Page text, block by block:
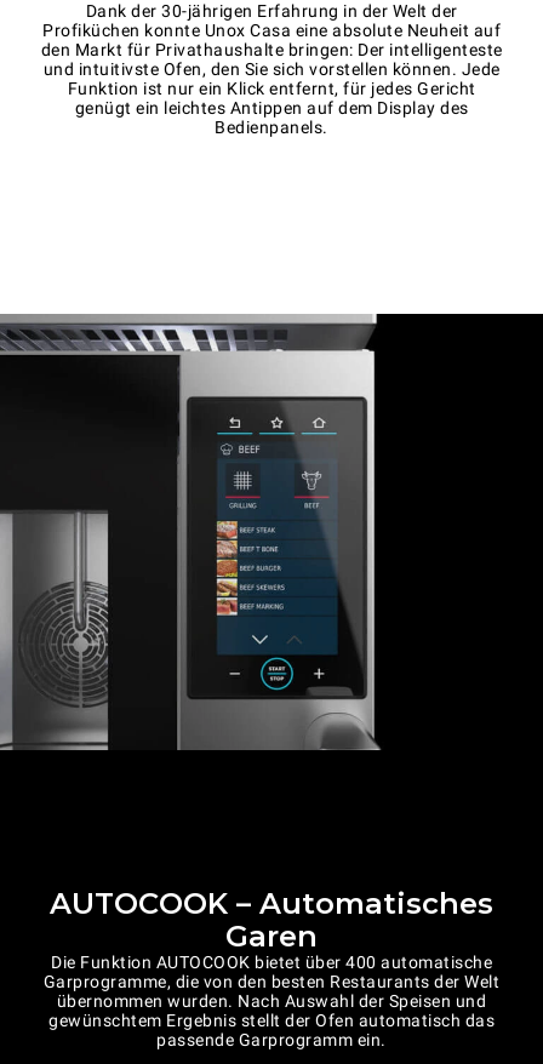
Dank der 30-jährigen Erfahrung in der Welt der
Profiküchen konnte Unox Casa eine absolute Neuheit auf
den Markt für Privathaushalte bringen: Der intelligenteste
und intuitivste Ofen, den Sie sich vorstellen können. Jede
Funktion ist nur ein Klick entfernt, für jedes Gericht
genügt ein leichtes Antippen auf dem Display des
Bedienpanels.
AUTOCOOK – Automatisches
Garen
Die Funktion AUTOCOOK bietet über 400 automatische
Garprogramme, die von den besten Restaurants der Welt
übernommen wurden. Nach Auswahl der Speisen und
gewünschtem Ergebnis stellt der Ofen automatisch das
passende Garprogramm ein.